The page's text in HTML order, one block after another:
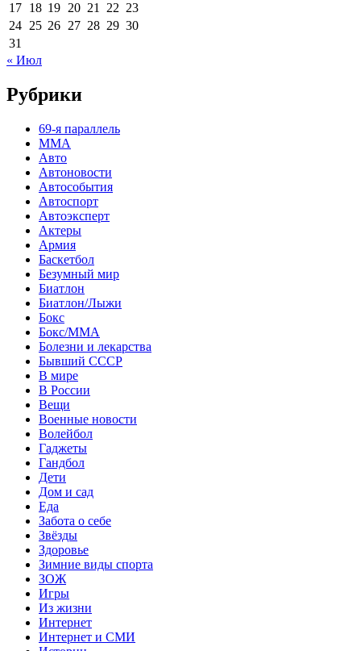
17 18 19 20 21 22 23
24 25 26 27 28 29 30
31
« Июл
Рубрики
69-я параллель
MMA
Авто
Автоновости
Автособытия
Автоспорт
Автоэксперт
Актеры
Армия
Баскетбол
Безумный мир
Биатлон
Биатлон/Лыжи
Бокс
Бокс/MMA
Болезни и лекарства
Бывший СССР
В мире
В России
Вещи
Военные новости
Волейбол
Гаджеты
Гандбол
Дети
Дом и сад
Еда
Забота о себе
Звёзды
Здоровье
Зимние виды спорта
ЗОЖ
Игры
Из жизни
Интернет
Интернет и СМИ